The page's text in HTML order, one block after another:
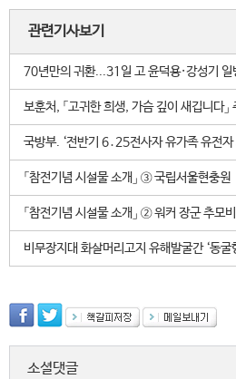
관련기사보기
70년만의 귀환...31일 고 윤덕용·강성기 일
보훈처, 「고귀한 희생, 가슴 깊이 새깁니다
국방부. ‘전반기 6․25전사자 유가족 유전자
「참전기념 시설물 소개」 ③ 국립서울현충원
「참전기념 시설물 소개」 ② 워커 장군 추모비
비무장지대 화살머리고지 유해발굴간 ‘동굴
소셜댓글